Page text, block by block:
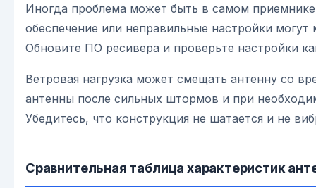
Иногда проблема может быть в самом
обеспечение или неправильные настройки
Обновите ПО ресивера и проверьте настройки
Ветровая нагрузка может смещать антенну со
антенны после сильных штормов и при
Убедитесь, что конструкция не шатается и не
Сравнительная таблица характеристик